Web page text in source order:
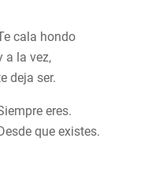
cala hondo
a la vez,
deja ser.
eres.
que existes.